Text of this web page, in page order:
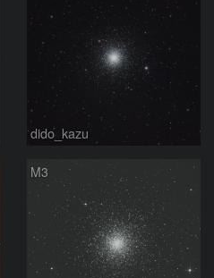
dido_kazu
M3